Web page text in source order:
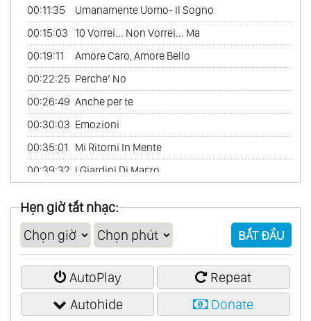
59.On Tv
60.Scandinavian Collection
61.The Best
62.Chinese Garden Vol.1
63.Chinese Garden Vol.2
64.Friends France
65.In Amore
66.Latin Passion
67.Romantic America (Romantic Piano)
68.The Best Of Abba
69.The Best Of Andrew Lloyd Webber
70.The Best Of Carpenters
The Best Of Cinema Passion
72.The Best Of Classical
00:11:35
Umanamente Uomo- Il Sogno
00:15:03 10 Vorrei... Non Vorrei... Ma
00:19:11
Amore Caro, Amore Bello
00:22:25 Perche’ No
00:26:49 Anche per te
00:30:03 Emozioni
00:35:01
Mi Ritorni In Mente
00:39:32 I Giardini Di Marzo
Hẹn giờ tắt nhạc:
BẮT ĐẦU
AutoPlay
Repeat
Autohide
Donate